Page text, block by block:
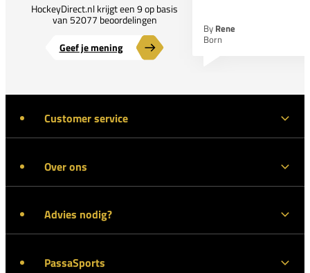
HockeyDirect.nl krijgt een 9 op basis
van 52077 beoordelingen
Geef je mening
By Rene
Born
Customer service
Over ons
Advies nodig?
PassaSports